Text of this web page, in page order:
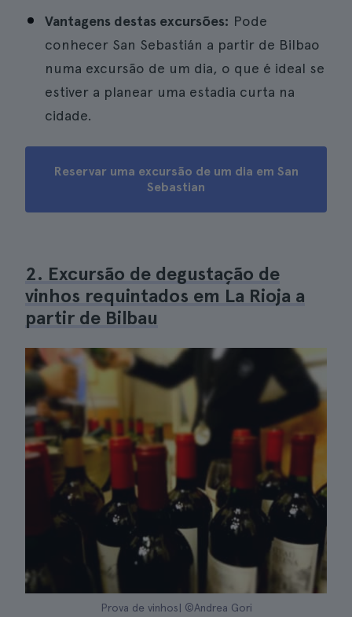
Vantagens destas excursões: Pode
conhecer San Sebastián a partir de Bilbao
numa excursão de um dia, o que é ideal se
estiver a planear uma estadia curta na
cidade.
Reservar uma excursão de um dia em San
Sebastian
2. Excursão de degustação de
vinhos requintados em La Rioja a
partir de Bilbau
Prova de vinhos| ©Andrea Gori